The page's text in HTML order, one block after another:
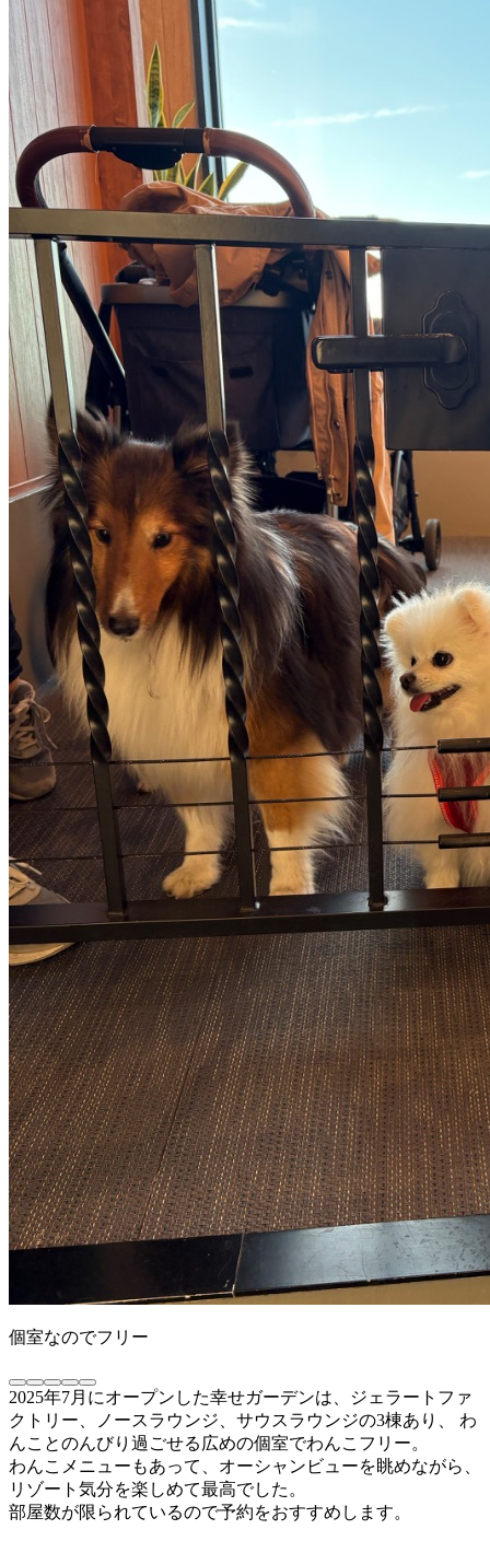
個室なのでフリー
2025年7月にオープンした幸せガーデンは、ジェラートファ
クトリー、ノースラウンジ、サウスラウンジの3棟あり、 わ
んことのんびり過ごせる広めの個室でわんこフリー。
わんこメニューもあって、オーシャンビューを眺めながら、
リゾート気分を楽しめて最高でした。
部屋数が限られているので予約をおすすめします。